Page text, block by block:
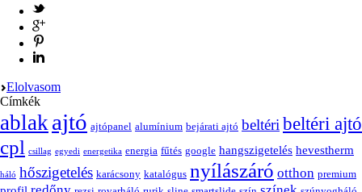
Elolvasom
Címkék
ablakajtó ajtópanel alumínium bejárati ajtó beltéri beltéri ajtó
cpl csillag egyedi energetika energia fűtés google hangszigetelés hevestherm
háló hőszigetelés karácsony katalógus nyílászáró otthon premium